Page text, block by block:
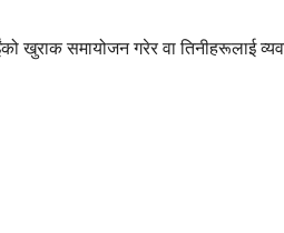
खुराक समायोजन गरेर वा तिनीहरूलाई